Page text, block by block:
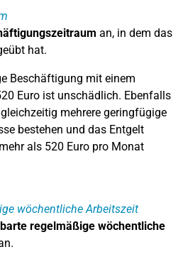
an, in dem das
hat.
Beschäftigung mit einem
Euro ist unschädlich. Ebenfalls
mehrere geringfügige
bestehen und das Entgelt
als 520 Euro pro Monat
wöchentliche Arbeitszeit
regelmäßige wöchentliche